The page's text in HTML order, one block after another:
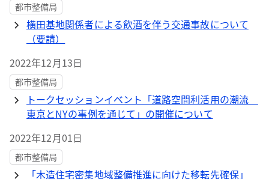
都市整備局
横田基地関係者による飲酒を伴う交通事故について
（要請）
2022年12月13日
都市整備局
トークセッションイベント「道路空間利活用の潮流
東京とNYの事例を通じて」の開催について
2022年12月01日
都市整備局
「木造住宅密集地域整備推進に向けた移転先確保」